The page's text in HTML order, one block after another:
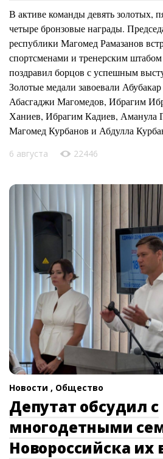
В активе команды девять золотых,
четыре бронзовые награды.
республики Магомед Рамазанов
спортсменами и тренерским
поздравил борцов с успешным
Золотые медали завоевали
Абасгаджи Магомедов, Ибрагим
Ханиев, Ибрагим Кадиев, Аманула
Магомед Курбанов и Абдулла
6 августа 22446
Новости , Общество
Депутат обсудил с
многодетными
Новороссийска их